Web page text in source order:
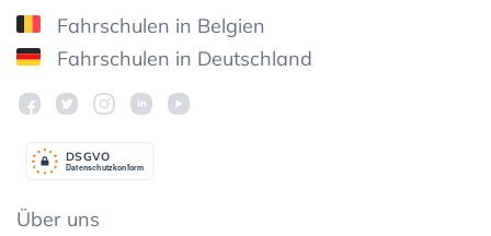
Fahrschulen in Belgien
Fahrschulen in Deutschland
Datenschutzkonform
DSGVO
Über uns